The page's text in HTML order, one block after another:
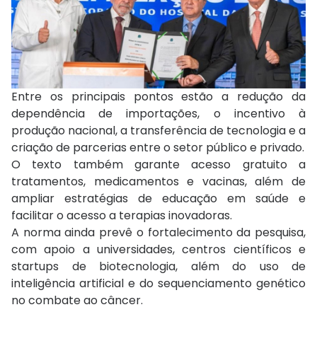
Entre os principais pontos estão a redução da
dependência de importações, o incentivo à
produção nacional, a transferência de tecnologia e a
criação de parcerias entre o setor público e privado.
O texto também garante acesso gratuito a
tratamentos, medicamentos e vacinas, além de
ampliar estratégias de educação em saúde e
facilitar o acesso a terapias inovadoras.
A norma ainda prevê o fortalecimento da pesquisa,
com apoio a universidades, centros científicos e
startups de biotecnologia, além do uso de
inteligência artificial e do sequenciamento genético
no combate ao câncer.